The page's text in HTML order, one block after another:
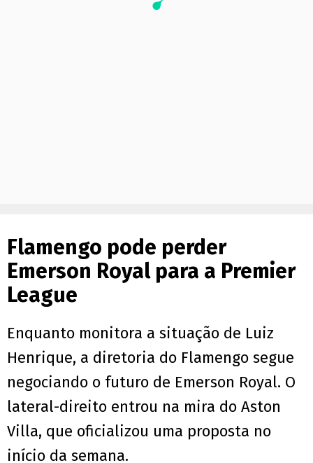
Flamengo pode perder
Emerson Royal para a Premier
League
Enquanto monitora a situação de Luiz
Henrique, a diretoria do Flamengo segue
negociando o futuro de Emerson Royal. O
lateral-direito entrou na mira do Aston
Villa, que oficializou uma proposta no
início da semana.